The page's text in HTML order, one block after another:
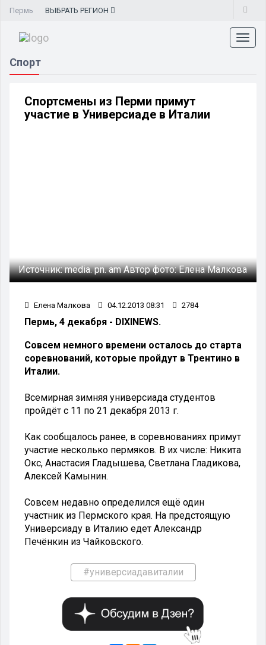
Пермь ВЫБРАТЬ РЕГИОН
Спорт
Спортсмены из Перми примут
участие в Универсиаде в Италии
Источник:media. pn. amАвтор фото:Елена Малкова
Елена Малкова 04.12.2013 08:31 2784
Пермь, 4 декабря - DIXINEWS.
Совсем немного времени осталось до старта
соревнований, которые пройдут в Трентино в
Италии.
Всемирная зимняя универсиада студентов
пройдёт с 11 по 21 декабря 2013 г.
Как сообщалось ранее, в соревнованиях примут
участие несколько пермяков. В их числе: Никита
Окс, Анастасия Гладышева, Светлана Гладикова,
Алексей Камынин.
Совсем недавно определился ещё один
участник из Пермского края. На предстоящую
Универсиаду в Италию едет Александр
Печёнкин из Чайковского.
#универсиадавиталии